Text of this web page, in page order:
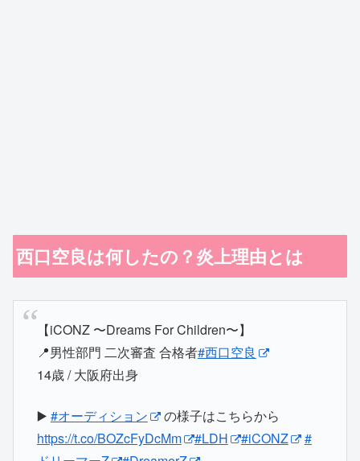
西口空良は何したの？炎上理由とは
【iCONZ 〜Dreams For Children〜】
📍男性部門 二次審査 合格者#西口空良
14歳 / 大阪府出身
▶️ #オーディション
の様子はこちらから
https://t.co/BOZcFyDcMm
#LDH #iCONZ
#